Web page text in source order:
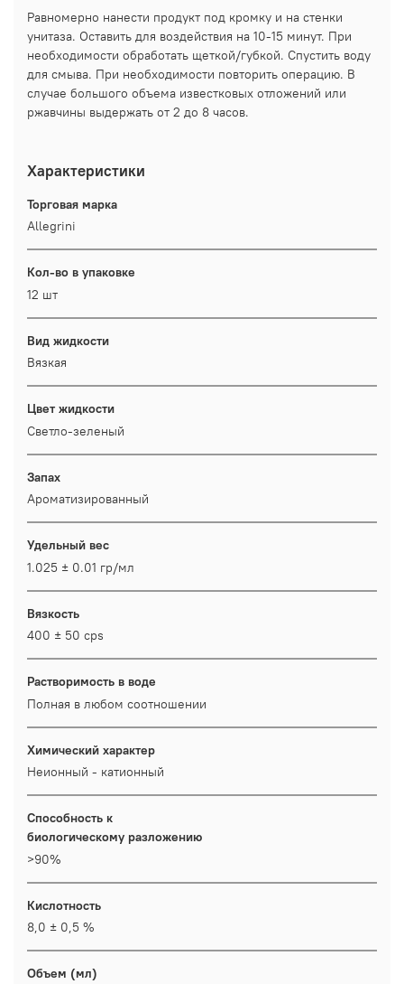
Равномерно нанести продукт под кромку и на стенки
унитаза. Оставить для воздействия на 10-15 минут. При
необходимости обработать щеткой/губкой. Спустить воду
для смыва. При необходимости повторить операцию. В
случае большого объема известковых отложений или
ржавчины выдержать от 2 до 8 часов.
Характеристики
Торговая марка
Allegrini
Кол-во в упаковке
12 шт
Вид жидкости
Вязкая
Цвет жидкости
Светло-зеленый
Запах
Ароматизированный
Удельный вес
1.025 ± 0.01 гр/мл
Вязкость
400 ± 50 cps
Растворимость в воде
Полная в любом соотношении
Химический характер
Неионный - катионный
Способность к
биологическому разложению
>90%
Кислотность
8,0 ± 0,5 %
Объем (мл)